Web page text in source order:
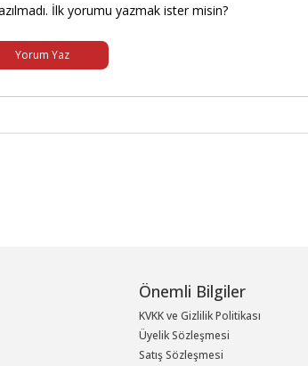
İlk yorumu yazmak ister misin?
Yorum Yaz
Önemli Bilgiler
KVKK ve Gizlilik Politikası
Üyelik Sözleşmesi
Satış Sözleşmesi